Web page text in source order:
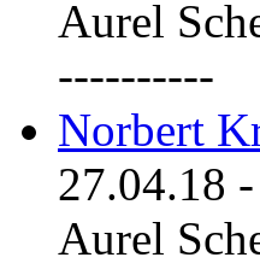
Aurel
----------
Norbert
27.04.18 -
Aurel